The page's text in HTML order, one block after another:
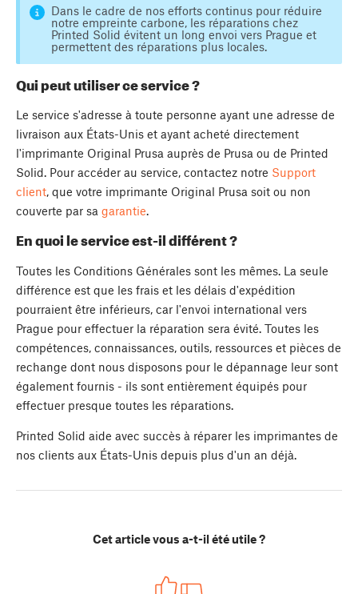
Dans le cadre de nos efforts continus pour réduire
notre empreinte carbone, les réparations chez
Printed Solid évitent un long envoi vers Prague et
permettent des réparations plus locales.
Qui peut utiliser ce service ?
Le service s'adresse à toute personne ayant une adresse de
livraison aux États-Unis et ayant acheté directement
l'imprimante Original Prusa auprès de Prusa ou de Printed
Solid. Pour accéder au service, contactez notre Support
client, que votre imprimante Original Prusa soit ou non
couverte par sa garantie.
En quoi le service est-il différent ?
Toutes les Conditions Générales sont les mêmes. La seule
différence est que les frais et les délais d'expédition
pourraient être inférieurs, car l'envoi international vers
Prague pour effectuer la réparation sera évité. Toutes les
compétences, connaissances, outils, ressources et pièces de
rechange dont nous disposons pour le dépannage leur sont
également fournis - ils sont entièrement équipés pour
effectuer presque toutes les réparations.
Printed Solid aide avec succès à réparer les imprimantes de
nos clients aux États-Unis depuis plus d'un an déjà.
Cet article vous a-t-il été utile ?